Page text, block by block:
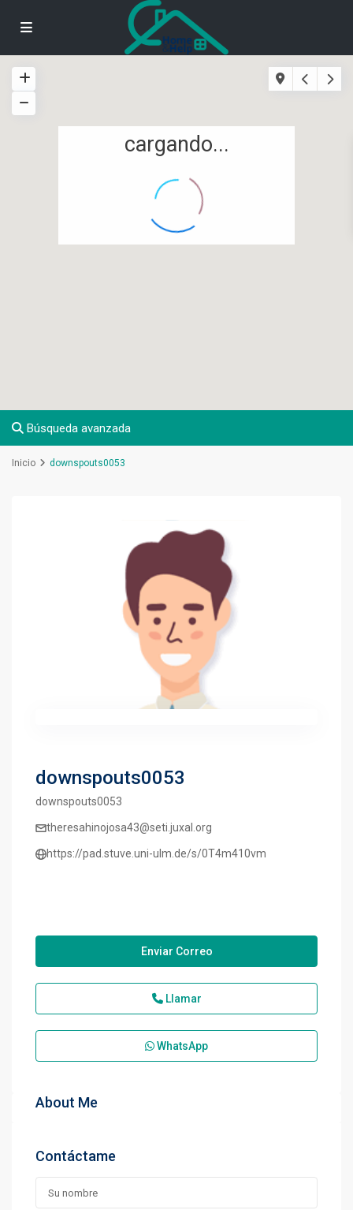
cargando...
Búsqueda avanzada
Inicio downspouts0053
downspouts0053
downspouts0053
theresahinojosa43@seti.juxal.org
https://pad.stuve.uni-ulm.de/s/0T4m410vm
Enviar Correo
Llamar
WhatsApp
About Me
Contáctame